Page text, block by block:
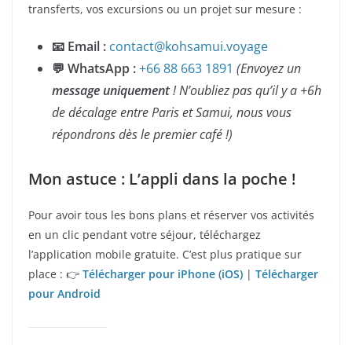
transferts, vos excursions ou un projet sur mesure :
📧 Email : contact@kohsamui.voyage
💬 WhatsApp :+66 88 663 1891 (Envoyez un
message uniquement! N’oubliez pas qu’il y a +6h
de décalage entre Paris et Samui, nous vous
répondrons dès le premier café !)
Mon astuce : L’appli dans la poche !
Pour avoir tous les bons plans et réserver vos activités
en un clic pendant votre séjour, téléchargez
l’application mobile gratuite. C’est plus pratique sur
place : 👉 Télécharger pour iPhone (iOS) | Télécharger
pour Android